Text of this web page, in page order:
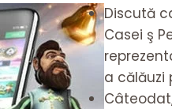
Discută
Casei ş
a călăuzi